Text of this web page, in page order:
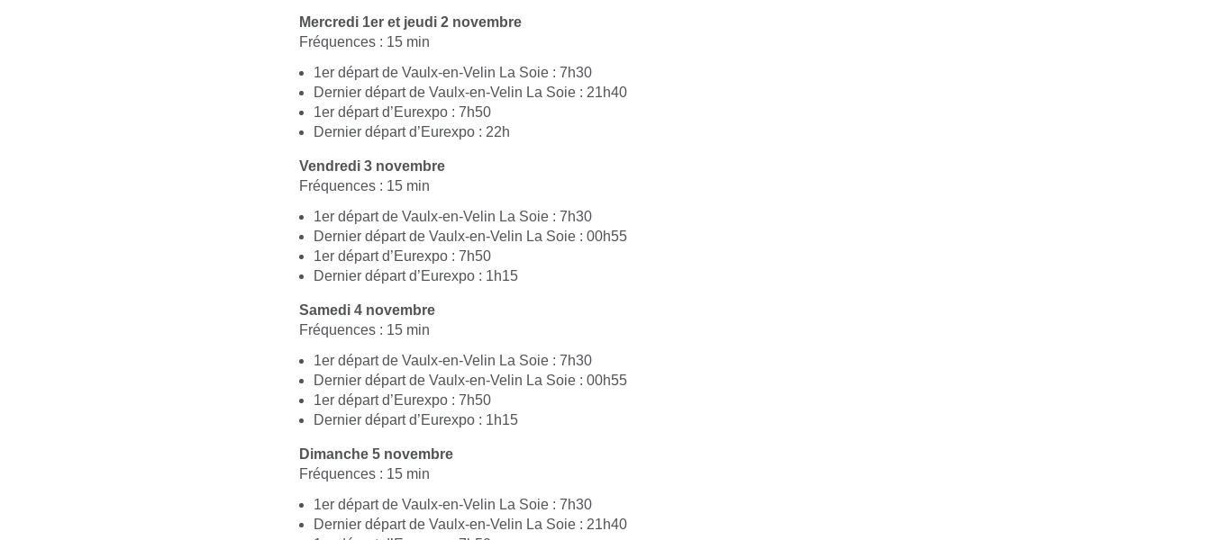
Mercredi 1er et jeudi 2 novembre
Fréquences : 15 min
1er départ de Vaulx-en-Velin La Soie : 7h30
Dernier départ de Vaulx-en-Velin La Soie : 21h40
1er départ d’Eurexpo : 7h50
Dernier départ d’Eurexpo : 22h
Vendredi 3 novembre
Fréquences : 15 min
1er départ de Vaulx-en-Velin La Soie : 7h30
Dernier départ de Vaulx-en-Velin La Soie : 00h55
1er départ d’Eurexpo : 7h50
Dernier départ d’Eurexpo : 1h15
Samedi 4 novembre
Fréquences : 15 min
1er départ de Vaulx-en-Velin La Soie : 7h30
Dernier départ de Vaulx-en-Velin La Soie : 00h55
1er départ d’Eurexpo : 7h50
Dernier départ d’Eurexpo : 1h15
Dimanche 5 novembre
Fréquences : 15 min
1er départ de Vaulx-en-Velin La Soie : 7h30
Dernier départ de Vaulx-en-Velin La Soie : 21h40